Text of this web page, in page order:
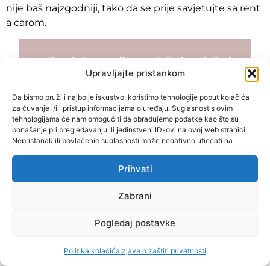
Upravljajte pristankom
Da bismo pružili najbolje iskustvo, koristimo tehnologije poput kolačića
za čuvanje i/ili pristup informacijama o uređaju. Suglasnost s ovim
tehnologijama će nam omogućiti da obrađujemo podatke kao što su
ponašanje pri pregledavanju ili jedinstveni ID-ovi na ovoj web stranici.
Nepristanak ili povlačenje suglasnosti može negativno utjecati na
Prihvati
Zabrani
Pogledaj postavke
Politika kolačićaIzjava o zaštiti privatnosti
nije baš najzgodniji, tako da se prije savjetujte sa rent
a carom.
Detljne informacije za plaže i smještaj u
Paphosu, možete pronaći u mom
posebnom vodiču.
Rent a car na Cipru i savjeti
za vožnju
Treba li vam auto na Cipru? Odgovor je gotovo uvijek
istraživati planine, vidjeti i istočnu i zapadnu stranu
turama. Otok je velik, javni prijevoz nije idealan, a